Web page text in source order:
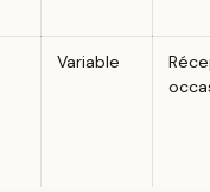
Variable